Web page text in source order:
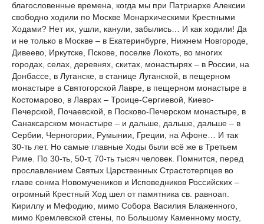
благословенные времена, когда мы при Патриархе Алексии
свободно ходили по Москве Монархическими Крестными
Ходами? Нет их, ушли, канули, забылись… И как ходили! Да
и не только в Москве – в Екатеринбурге, Нижнем Новгороде,
Дивеево, Иркутске, Пскове, поселке Локоть, во многих
городах, селах, деревнях, скитах, монастырях – в России, на
Донбассе, в Луганске, в станице Луганской, в пещерном
монастыре в Святогорской Лавре, в пещерном монастыре в
Костомарово, в Лаврах – Троице-Сергиевой, Киево-
Печерской, Почаевской, в Посково-Печерском монастыре, в
Санаксарском монастыре – и дальше, дальше, дальше – в
Сербии, Черногории, Румынии, Греции, на Афоне… И так
30-ть лет. Но самые главные Ходы были всё же в Третьем
Риме. По 30-ть, 50-т, 70-ть тысяч человек. Помнится, перед
прославлением Святых Царственных Страстотерпцев во
главе сонма Новомучеников и Исповедников Российских –
огромный Крестный Ход шел от памятника св. равноап.
Кириллу и Мефодию, мимо Собора Василия Блаженного,
мимо Кремлевской стены, по Большому Каменному мосту,